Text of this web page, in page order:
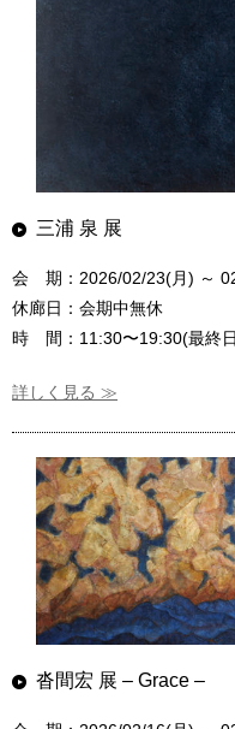
三浦 泉 展
会 期：2026/02/23(月) ～
休廊日：会期中無休
時 間：11:30〜19:30(最終
詳しく見る ≫
沓間宏 展 – Grace –